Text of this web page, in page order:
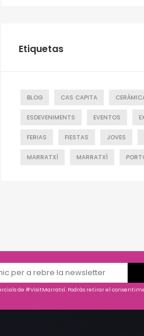
Etiquetas
BLOG CAS CAPITA
ESDEVENIMENTS EVENTOS
FERIAS FIESTAS JOVES
MARRATXÍ MARRATXÍ
de #VisitMarratxí. Podràs retirar el